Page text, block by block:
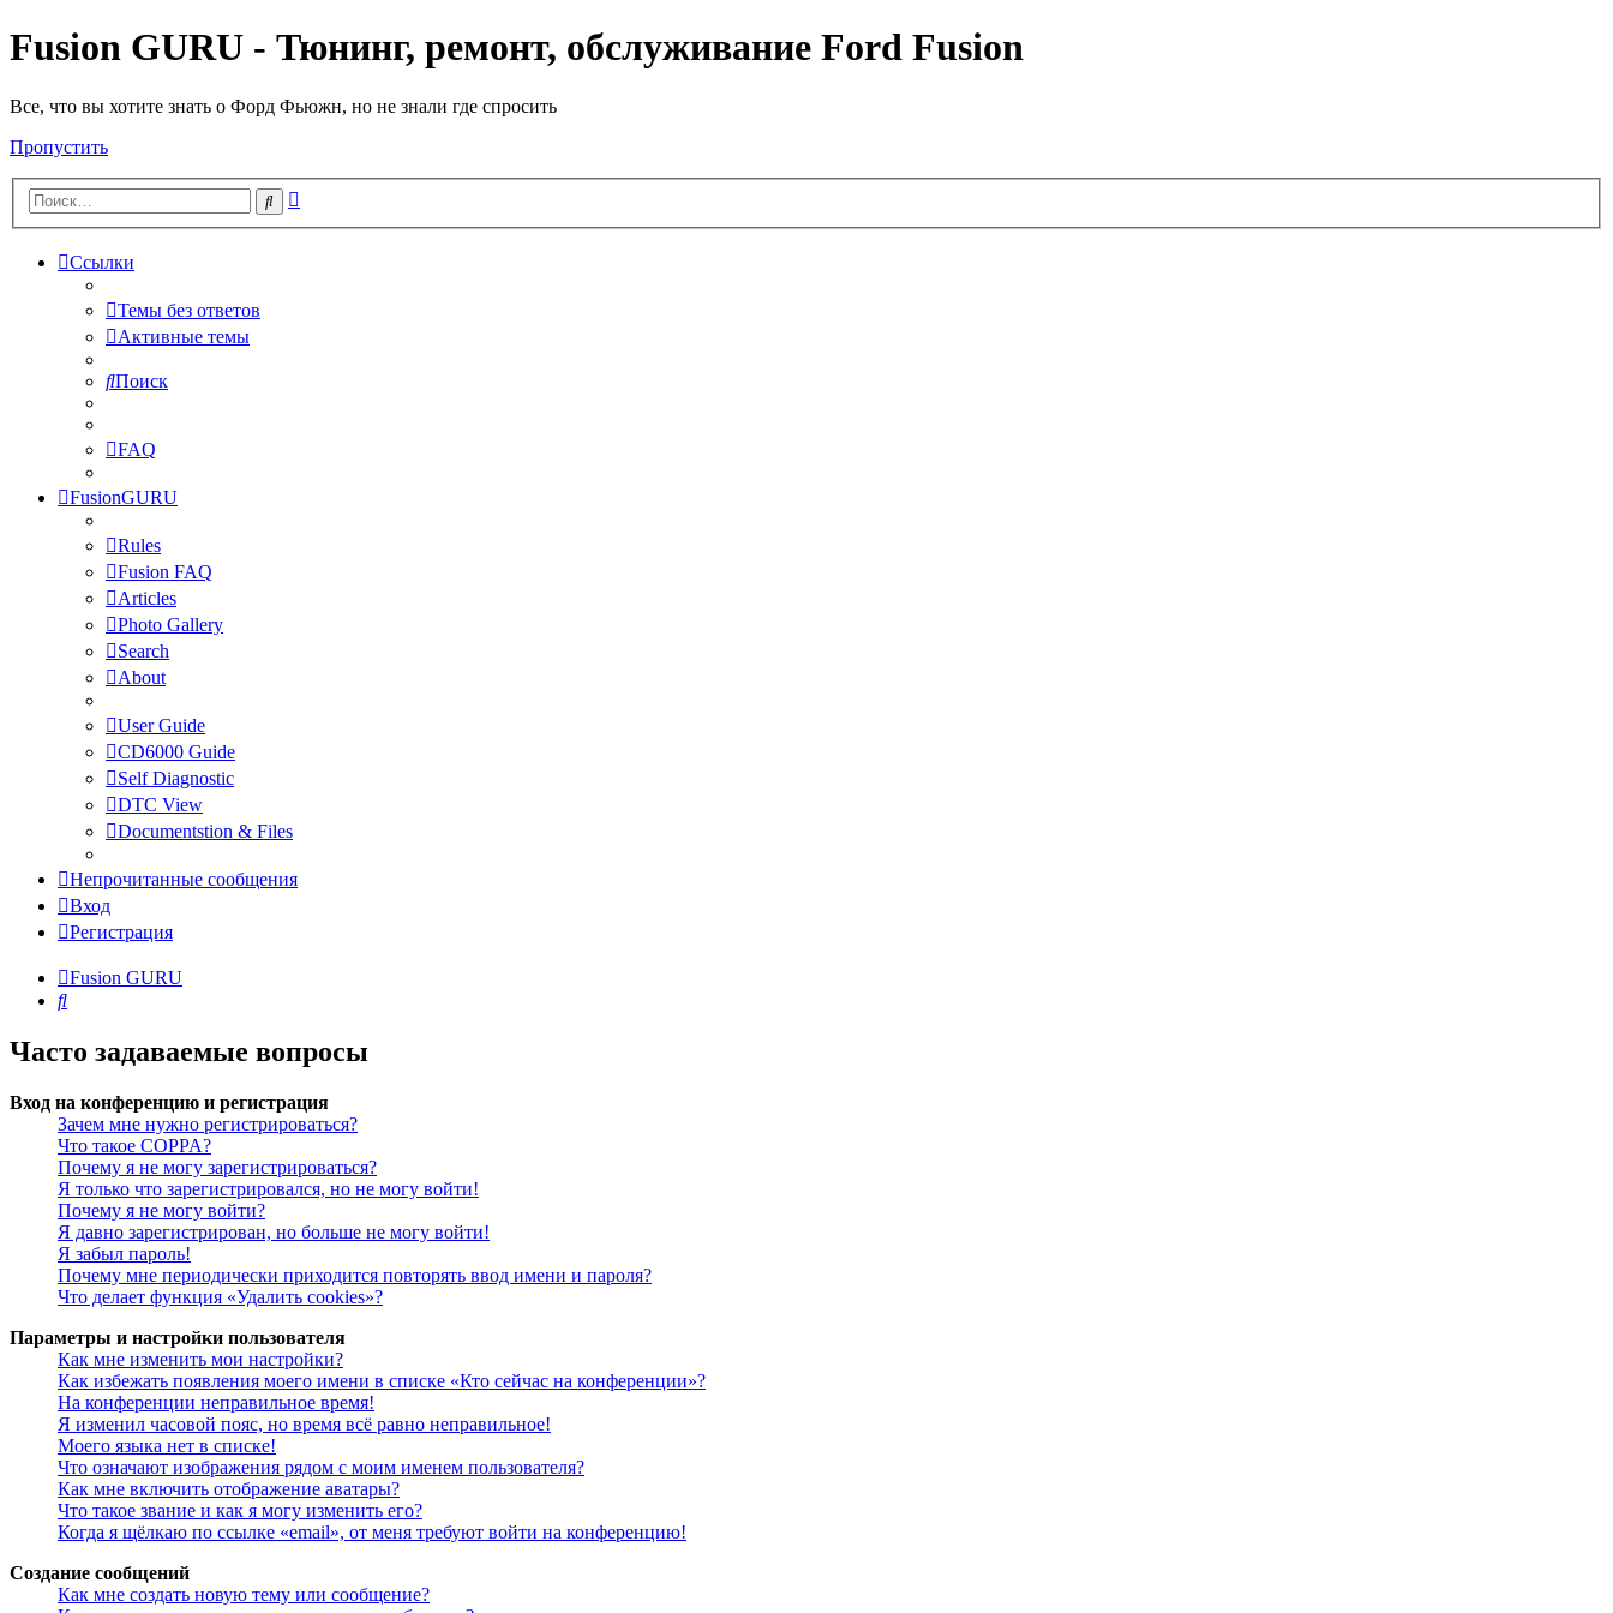
Fusion GURU - Тюнинг, ремонт, обслуживание Ford Fusion
Все, что вы хотите знать о Форд Фьюжн, но не знали где спросить
Пропустить
Поиск
Ссылки
Темы без ответов
Активные темы
Поиск
FAQ
FusionGURU
Rules
Fusion FAQ
Articles
Photo Gallery
Search
About
User Guide
CD6000 Guide
Self Diagnostic
DTC View
Documentstion & Files
Непрочитанные сообщения
Вход
Регистрация
Fusion GURU
Поиск
Часто задаваемые вопросы
Вход на конференцию и регистрация
Зачем мне нужно регистрироваться?
Что такое COPPA?
Почему я не могу зарегистрироваться?
Я только что зарегистрировался, но не могу войти!
Почему я не могу войти?
Я давно зарегистрирован, но больше не могу войти!
Я забыл пароль!
Почему мне периодически приходится повторять ввод имени и пароля?
Что делает функция «Удалить cookies»?
Параметры и настройки пользователя
Как мне изменить мои настройки?
Как избежать появления моего имени в списке «Кто сейчас на конференции»?
На конференции неправильное время!
Я изменил часовой пояс, но время всё равно неправильное!
Моего языка нет в списке!
Что означают изображения рядом с моим именем пользователя?
Как мне включить отображение аватары?
Что такое звание и как я могу изменить его?
Когда я щёлкаю по ссылке «email», от меня требуют войти на конференцию!
Создание сообщений
Как мне создать новую тему или сообщение?